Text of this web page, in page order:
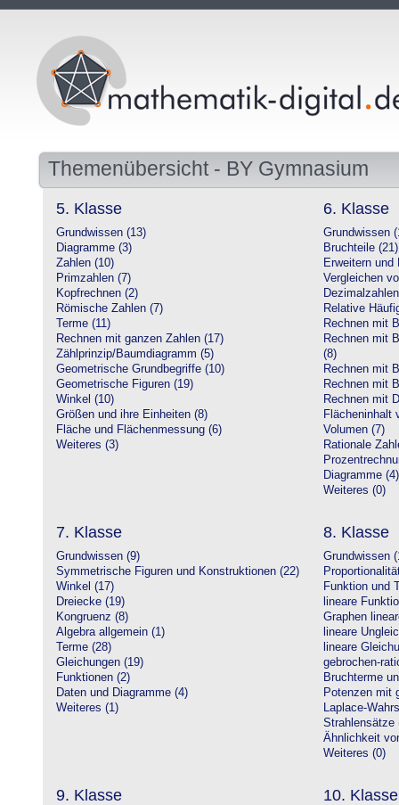
Themenübersicht - BY Gymnasium
5. Klasse
Grundwissen (13)
Diagramme (3)
Zahlen (10)
Primzahlen (7)
Kopfrechnen (2)
Römische Zahlen (7)
Terme (11)
Rechnen mit ganzen Zahlen (17)
Zählprinzip/Baumdiagramm (5)
Geometrische Grundbegriffe (10)
Geometrische Figuren (19)
Winkel (10)
Größen und ihre Einheiten (8)
Fläche und Flächenmessung (6)
Weiteres (3)
6. Klasse
Grundwissen
Bruchteile (21)
Erweitern und
Vergleichen
Relative
Rechnen mit
Rechnen mit
(8)
Rechnen mit
Rechnen mit
Rechnen mit
Flächeninhalt
Volumen (7)
Rationale
Diagramme (4)
Weiteres (0)
7. Klasse
Grundwissen (9)
Symmetrische Figuren und Konstruktionen (22)
Winkel (17)
Dreiecke (19)
Kongruenz (8)
Algebra allgemein (1)
Terme (28)
Gleichungen (19)
Funktionen (2)
Daten und Diagramme (4)
Weiteres (1)
8. Klasse
Grundwissen
Funktion und
lineare
Graphen
lineare
lineare
gebrochen-
Bruchterme
Potenzen mit
Laplace-
Strahlensätze
Ähnlichkeit
Weiteres (0)
9. Klasse 10. Klasse